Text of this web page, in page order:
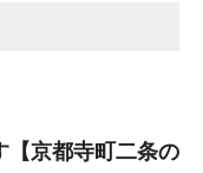
【京都寺町二条の